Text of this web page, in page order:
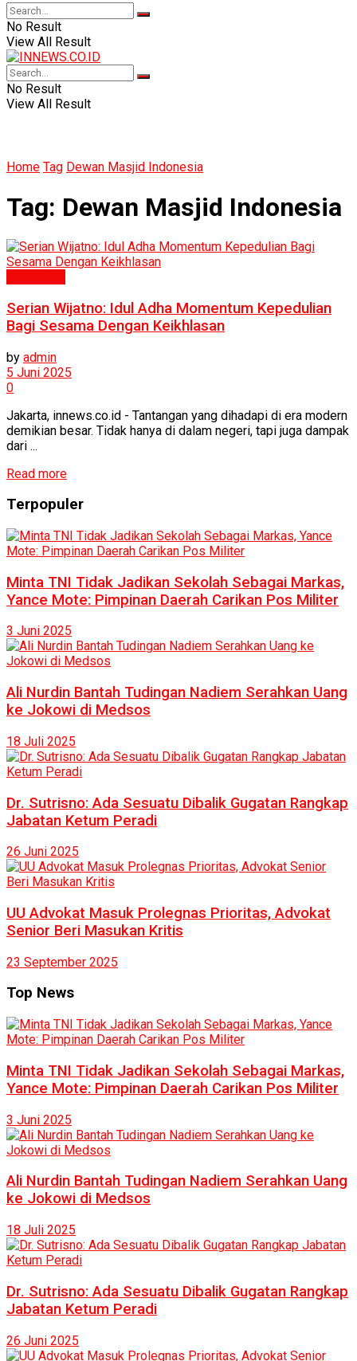
No Result
View All Result
No Result
View All Result
Home Tag Dewan Masjid Indonesia
Tag: Dewan Masjid Indonesia
Serian Wijatno: Idul Adha Momentum Kepedulian
Bagi Sesama Dengan Keikhlasan
by admin
5 Juni 2025
0
Jakarta, innews.co.id - Tantangan yang dihadapi di era modern
demikian besar. Tidak hanya di dalam negeri, tapi juga dampak
dari ...
Read more
Terpopuler
Minta TNI Tidak Jadikan Sekolah Sebagai Markas,
Yance Mote: Pimpinan Daerah Carikan Pos Militer
3 Juni 2025
Ali Nurdin Bantah Tudingan Nadiem Serahkan Uang
ke Jokowi di Medsos
18 Juli 2025
Dr. Sutrisno: Ada Sesuatu Dibalik Gugatan Rangkap
Jabatan Ketum Peradi
26 Juni 2025
UU Advokat Masuk Prolegnas Prioritas, Advokat
Senior Beri Masukan Kritis
23 September 2025
Top News
Minta TNI Tidak Jadikan Sekolah Sebagai Markas,
Yance Mote: Pimpinan Daerah Carikan Pos Militer
3 Juni 2025
Ali Nurdin Bantah Tudingan Nadiem Serahkan Uang
ke Jokowi di Medsos
18 Juli 2025
Dr. Sutrisno: Ada Sesuatu Dibalik Gugatan Rangkap
Jabatan Ketum Peradi
26 Juni 2025